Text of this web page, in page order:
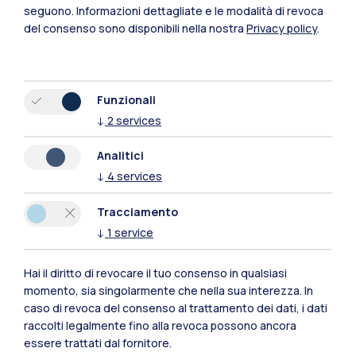
Mantova
Xi'an
Naviga il sito
Contattaci
seguono. Informazioni dettagliate e le modalità di revoca
del consenso sono disponibili nella nostra Privacy policy.
Funzionali
↓ 2 services
Analitici
↓ 4 services
Tracciamento
↓ 1 service
Hai il diritto di revocare il tuo consenso in qualsiasi
momento, sia singolarmente che nella sua interezza. In
caso di revoca del consenso al trattamento dei dati, i dati
raccolti legalmente fino alla revoca possono ancora
essere trattati dal fornitore.